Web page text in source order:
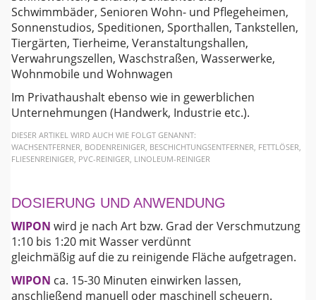
Schwimmbäder, Senioren Wohn- und Pflegeheimen,
Sonnenstudios, Speditionen, Sporthallen, Tankstellen,
Tiergärten, Tierheime, Veranstaltungshallen,
Verwahrungszellen, Waschstraßen, Wasserwerke,
Wohnmobile und Wohnwagen
Im Privathaushalt ebenso wie in gewerblichen
Unternehmungen (Handwerk, Industrie etc.).
DIESER ARTIKEL WIRD AUCH WIE FOLGT GENANNT:
WACHSENTFERNER, BODENREINIGER, BESCHICHTUNGSENTFERNER, FETTLÖSER,
FLIESENREINIGER, PVC-REINIGER, LINOLEUM-REINIGER
DOSIERUNG UND ANWENDUNG
WIPON wird je nach Art bzw. Grad der Verschmutzung
1:10 bis 1:20 mit Wasser verdünnt
gleichmäßig auf die zu reinigende Fläche aufgetragen.
WIPON ca. 15-30 Minuten einwirken lassen,
anschließend manuell oder maschinell scheuern.